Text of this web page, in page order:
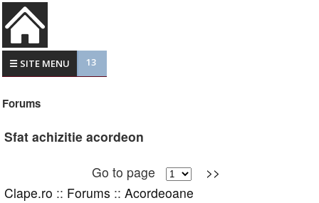
☰ SITE MENU 13
Forums
Sfat achizitie acordeon
Go to page
>>
Clape.ro :: Forums :: Acordeoane